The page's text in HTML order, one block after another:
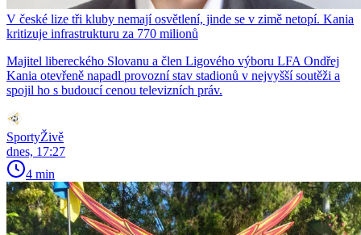
V české lize tři kluby nemají osvětlení, jinde se v zimě netopí. Kania
kritizuje infrastrukturu za 770 milionů
Majitel libereckého Slovanu a člen Ligového výboru LFA Ondřej
Kania otevřeně napadl provozní stav stadionů v nejvyšší soutěži a
spojil ho s budoucí cenou televizních práv.
SportyŽivě
dnes, 17:27
4 min